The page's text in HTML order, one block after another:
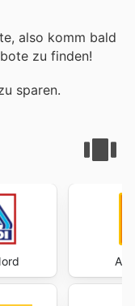
also komm bald
zu finden!
sparen.